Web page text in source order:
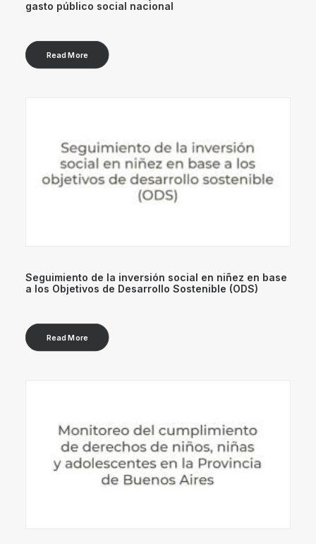
gasto público social nacional
Read More
Seguimiento de la inversión social en niñez en base
a los Objetivos de Desarrollo Sostenible (ODS)
Read More